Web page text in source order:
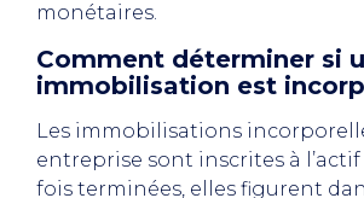
monétaires.
Comment déterminer si
immobilisation est
Les immobilisations
entreprise sont inscrites à
fois terminées, elles figurent